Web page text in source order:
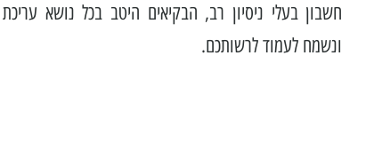
חשבון בעלי ניסיון רב, הבקיאים היטב בכל נושא
ונשמח לעמוד לרשותכם.